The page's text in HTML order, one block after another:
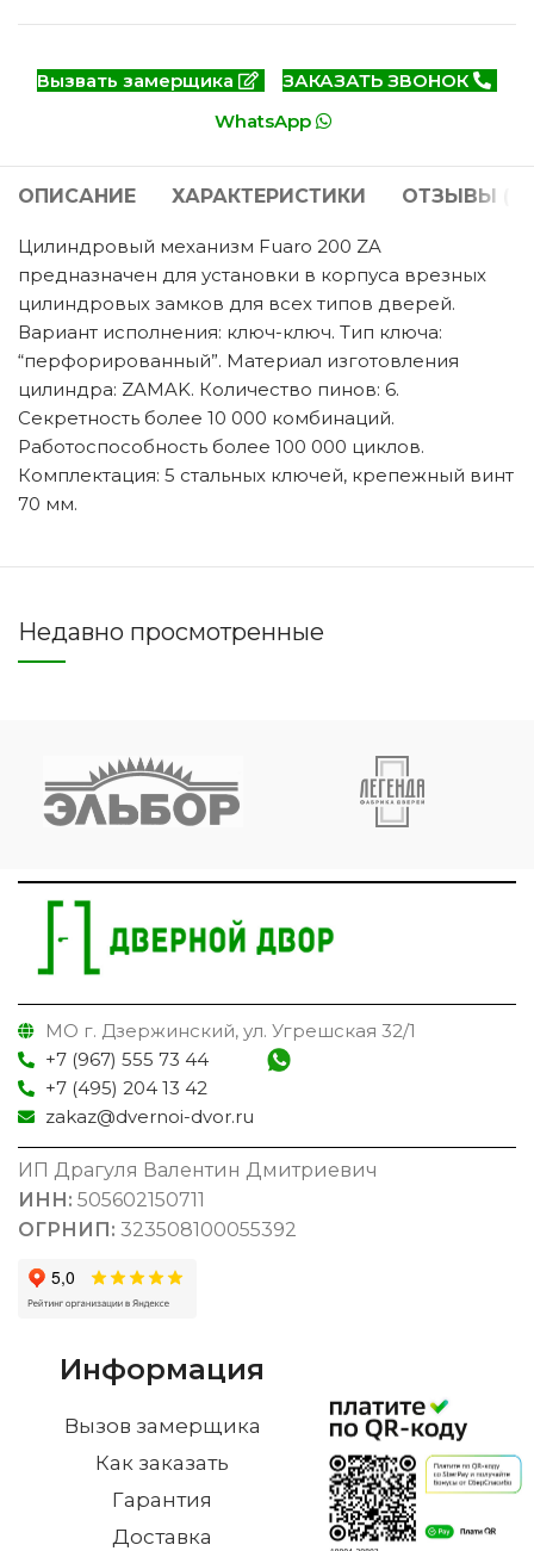
Вызвать замерщика
ЗАКАЗАТЬ ЗВОНОК
WhatsApp
ОПИСАНИЕ ХАРАКТЕРИСТИКИ ОТЗЫВЫ (0)
Цилиндровый механизм Fuaro 200 ZA
предназначен для установки в корпуса врезных
цилиндровых замков для всех типов дверей.
Вариант исполнения: ключ-ключ. Тип ключа:
“перфорированный”. Материал изготовления
цилиндра: ZAMAK. Количество пинов: 6.
Секретность более 10 000 комбинаций.
Работоспособность более 100 000 циклов.
Комплектация: 5 стальных ключей, крепежный винт
70 мм.
Недавно просмотренные
МО г. Дзержинский, ул. Угрешская 32/1
+7 (967) 555 73 44
+7 (495) 204 13 42
zakaz@dvernoi-dvor.ru
ИП Драгуля Валентин Дмитриевич
ИНН: 505602150711
ОГРНИП: 323508100055392
Информация
Вызов замерщика
Как заказать
Гарантия
Доставка